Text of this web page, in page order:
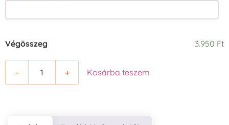
Végösszeg 3.950 Ft
- + Kosárba teszem